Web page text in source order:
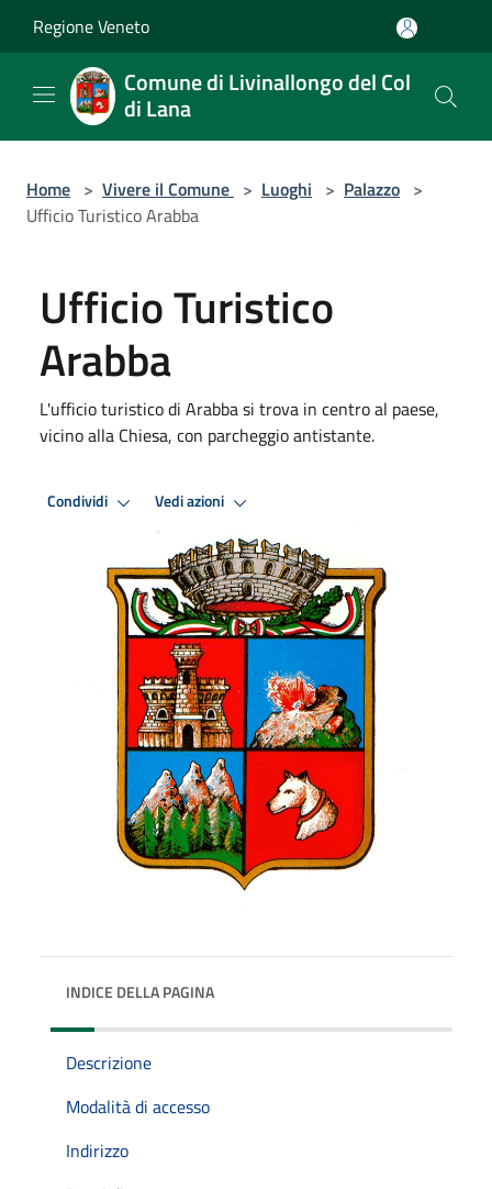
Regione Veneto
Comune di Livinallongo del Col
di Lana
Home > Vivere il Comune > Luoghi > Palazzo >
Ufficio Turistico Arabba
Ufficio Turistico
Arabba
L'ufficio turistico di Arabba si trova in centro al paese,
vicino alla Chiesa, con parcheggio antistante.
Condividi Vedi azioni
INDICE DELLA PAGINA
Descrizione
Modalità di accesso
Indirizzo